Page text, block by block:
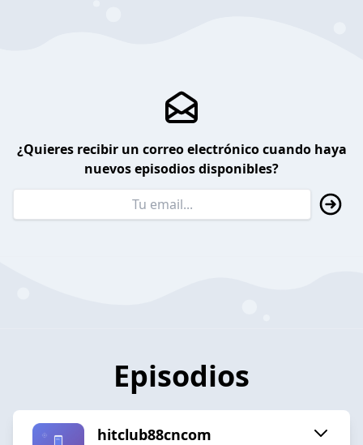
¿Quieres recibir un correo electrónico cuando haya
nuevos episodios disponibles?
Episodios
hitclub88cncom